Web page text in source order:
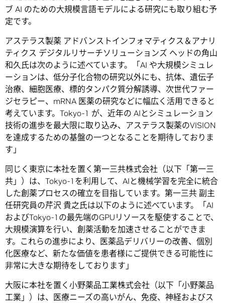
ブ AI のための大規模言語モデルによる研究にも取り組む予
定です。
アステラス製薬 アドバンストインフォマティクス＆アナリ
ティクス デジタルリサーチソリューションズ ヘッドの角山
和久氏は次のように述べています。「AI や大規模シミュレ
ーションは、低分子化合物の研究以外にも、抗体、遺伝子
治療、細胞医療、標的タンパク質分解誘導、次世代ファー
ジセラピー、mRNA 医薬の研究などに幅広く活用できると
考えています。Tokyo-1 が、近年の AIとシミュレーション
技術の進歩を最大限に取り込み、アステラス製薬のVISION
を達成するための基盤の一つとなることを期待しておりま
す」
同じく東京に本社を置く第一三共株式会社（以下「第一三
共」）は、Tokyo-1を利用して、AIと機械学習を完全に統合
した創薬プロセスの確立を目指しています。第一三共 副主
任研究員の芹沢 貴之氏は以下のように述べています。「AI
およびTokyo-1の最先端のGPUリソースを駆使することで、
大規模演算を行い、創薬活動を加速させることができま
す。これらの進歩により、医薬品デリバリーの改善、個別
化医療など、新たな価値を患者様にご提供できる可能性に
非常に大きな期待をしております」
大阪に本社を置く小野薬品工業株式会社（以下「小野薬品
工業」）は、医療ニーズの高いがん、免疫、神経およびス